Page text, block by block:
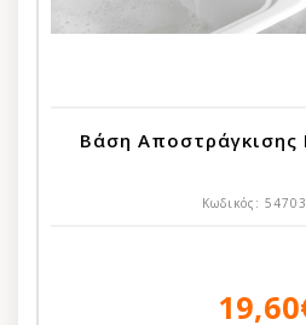
Βάση Αποστράγκισης
Κωδικός: